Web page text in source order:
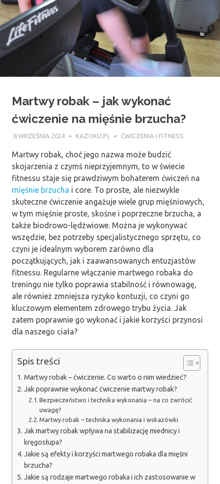
Martwy robak – jak wykonać
ćwiczenie na mięśnie brzucha?
8 WRZEŚNIA 2024 KAZOKU.PL ĆWICZENIA I FITNESS
Martwy robak, choć jego nazwa może budzić
skojarzenia z czymś nieprzyjemnym, to w świecie
fitnessu staje się prawdziwym bohaterem ćwiczeń na
mięśnie brzucha i core. To proste, ale niezwykle
skuteczne ćwiczenie angażuje wiele grup mięśniowych,
w tym mięśnie proste, skośne i poprzeczne brzucha, a
także biodrowo-lędźwiowe. Można je wykonywać
wszędzie, bez potrzeby specjalistycznego sprzętu, co
czyni je idealnym wyborem zarówno dla
początkujących, jak i zaawansowanych entuzjastów
fitnessu. Regularne włączanie martwego robaka do
treningu nie tylko poprawia stabilność i równowagę,
ale również zmniejsza ryzyko kontuzji, co czyni go
kluczowym elementem zdrowego trybu życia. Jak
zatem poprawnie go wykonać i jakie korzyści przynosi
dla naszego ciała?
Spis treści
Martwy robak – ćwiczenie. Co warto o nim wiedzieć?
Jak poprawnie wykonać ćwiczenie martwy robak?
Bezpieczeństwo i technika wykonania – na co zwrócić
uwagę?
Martwy robak – technika wykonania i wskazówki
Jak martwy robak wpływa na stabilizację miednicy i
kręgosłupa?
Jakie są efekty i korzyści martwego robaka dla mięśni
brzucha?
Jakie są rodzaje martwego robaka i ich zastosowanie w